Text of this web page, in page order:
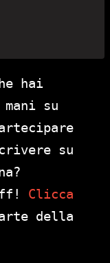
hai
su
su
Clicca
della